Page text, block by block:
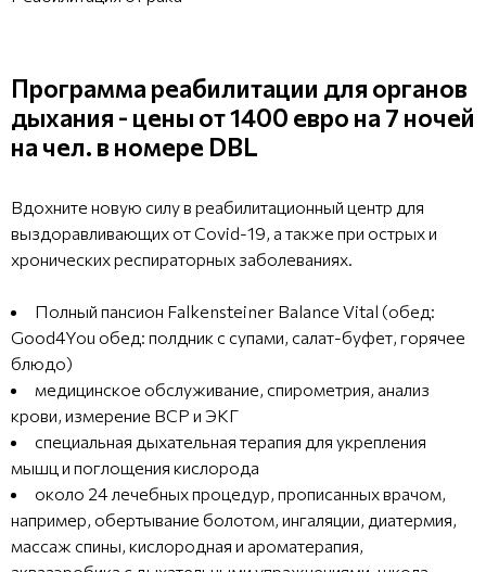
Программа реабилитации для органов
дыхания - цены от 1400 евро на 7 ночей
на чел. в номере DBL
Вдохните новую силу в реабилитационный центр для
выздоравливающих от Covid-19, а также при острых и
хронических респираторных заболеваниях.
Полный пансион Falkensteiner Balance Vital (обед:
Good4You обед: полдник с супами, салат-буфет, горячее
блюдо)
медицинское обслуживание, спирометрия, анализ
крови, измерение ВСР и ЭКГ
специальная дыхательная терапия для укрепления
мышц и поглощения кислорода
около 24 лечебных процедур, прописанных врачом,
например, обертывание болотом, ингаляции, диатермия,
массаж спины, кислородная и ароматерапия,